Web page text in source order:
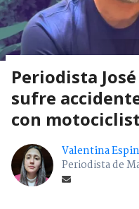
Periodista
sufre
con
Valentina
Periodista de